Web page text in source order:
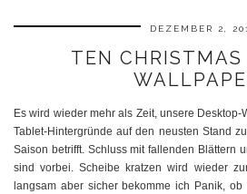
DEZEMBER 2,
TEN CHRISTMAS
Es wird wieder mehr als Zeit, unsere Desktop-
Tablet-Hintergründe auf den neusten Stand
Saison betrifft. Schluss mit fallenden Blättern
sind vorbei. Scheibe kratzen wird wieder
langsam aber sicher bekomme ich Panik,